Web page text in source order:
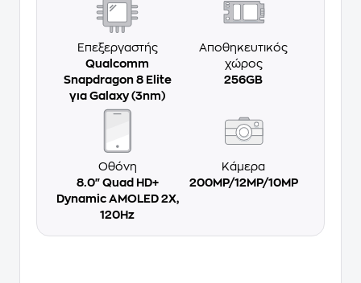
Επεξεργαστής
Qualcomm
Snapdragon 8 Elite
για Galaxy (3nm)
Αποθηκευτικός
χώρος
256GB
Οθόνη
8.0" Quad HD+
Dynamic AMOLED 2X,
120Hz
Κάμερα
200MP/12MP/10MP